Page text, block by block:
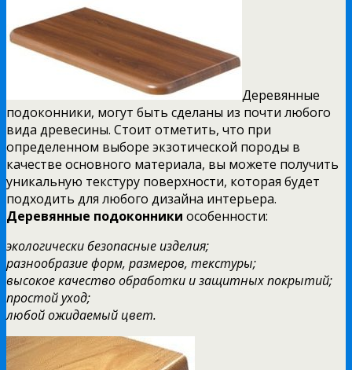
Деревянные
подоконники, могут быть сделаны из почти любого
вида древесины. Стоит отметить, что при
определенном выборе экзотической породы в
качестве основного материала, вы можете получить
уникальную текстуру поверхности, которая будет
подходить для любого дизайна интерьера.
Деревянные подоконники особенности:
экологически безопасные изделия;
разнообразие форм, размеров, текстуры;
высокое качество обработки и защитных покрытий;
простой уход;
любой ожидаемый цвет.